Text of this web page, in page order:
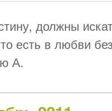
должны
есть в любви
А.